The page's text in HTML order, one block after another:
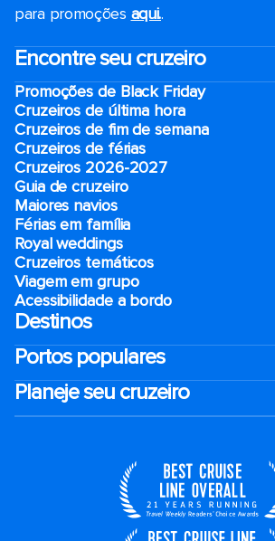
para promoções aqui..
Encontre seu cruzeiro
Promoções de Black Friday
Cruzeiros de última hora
Cruzeiros de fim de semana
Cruzeiros de férias
Cruzeiros 2026-2027
Guia de cruzeiro
Maiores navios
Férias em família
Royal weddings
Cruzeiros temáticos
Viagem em grupo
Acessibilidade a bordo
Destinos
Portos populares
Planeje seu cruzeiro